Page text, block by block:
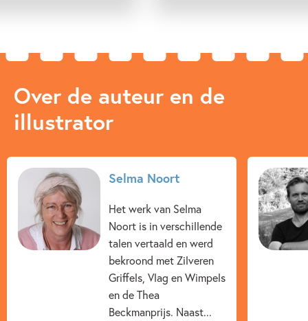
Over de auteur en de
illustrator
Selma Noort
Het werk van Selma
Noort is in verschillende
talen vertaald en werd
bekroond met Zilveren
Griffels, Vlag en Wimpels
en de Thea
Beckmanprijs. Naast...